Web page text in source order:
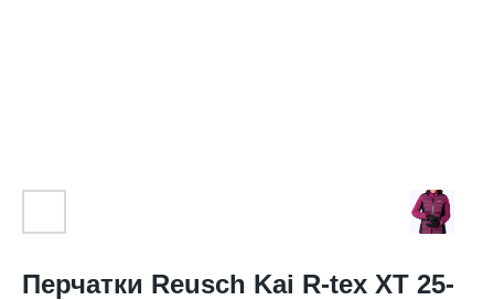
Перчатки Reusch Kai R-tex XT 25-